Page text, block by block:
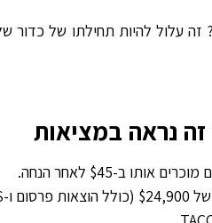
עלול להיות תחילתו של כדור